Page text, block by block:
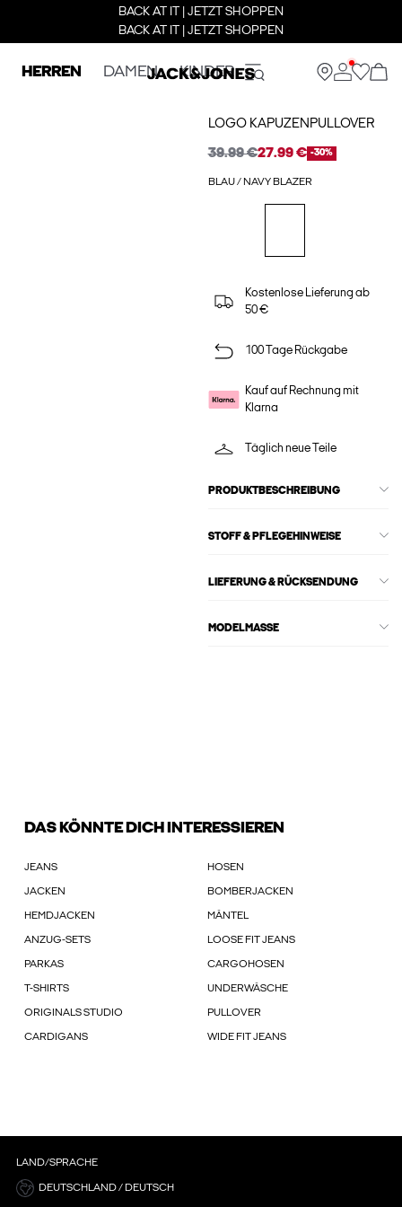
BACK AT IT | JETZT SHOPPEN
BACK AT IT | JETZT SHOPPEN
HERREN DAMEN KINDER
LOGO KAPUZENPULLOVER
39.99 €27.99 € -30%
BLAU / NAVY BLAZER
Kostenlose Lieferung ab
50 €
100 Tage Rückgabe
Kauf auf Rechnung mit
Klarna
Täglich neue Teile
PRODUKTBESCHREIBUNG
STOFF & PFLEGEHINWEISE
LIEFERUNG & RÜCKSENDUNG
MODELMASSE
DAS KÖNNTE DICH INTERESSIEREN
JEANS HOSEN
JACKEN BOMBERJACKEN
HEMDJACKEN MÄNTEL
ANZUG-SETS LOOSE FIT JEANS
PARKAS CARGOHOSEN
T-SHIRTS UNDERWÄSCHE
ORIGINALS STUDIO PULLOVER
CARDIGANS WIDE FIT JEANS
LAND/SPRACHE
DEUTSCHLAND / DEUTSCH